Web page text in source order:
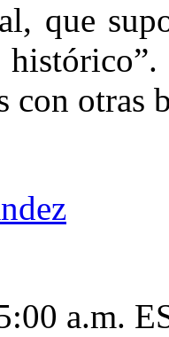
que
con otras
a.m.